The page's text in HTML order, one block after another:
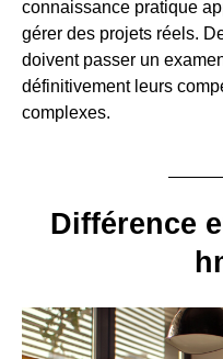
connaissance pratique
gérer des projets réels.
doivent passer un
définitivement leurs
complexes.
Différence